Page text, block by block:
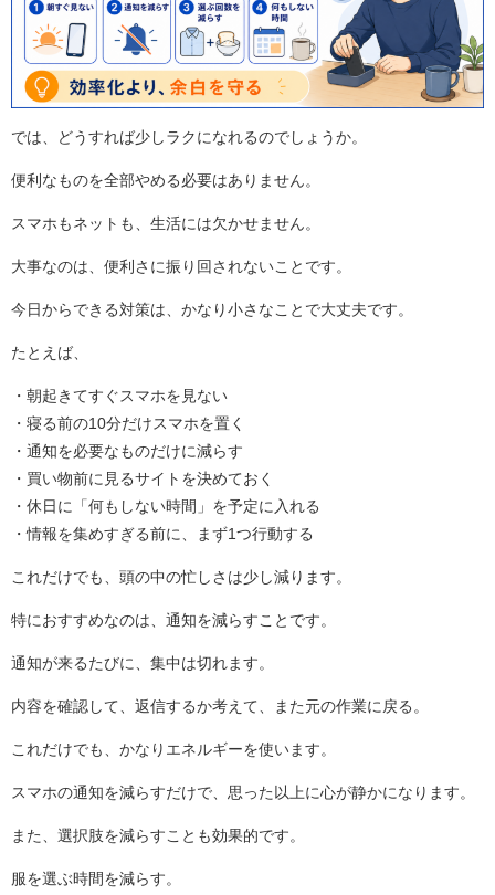
では、どうすれば少しラクになれるのでしょうか。
便利なものを全部やめる必要はありません。
スマホもネットも、生活には欠かせません。
大事なのは、便利さに振り回されないことです。
今日からできる対策は、かなり小さなことで大丈夫です。
たとえば、
・朝起きてすぐスマホを見ない
・寝る前の10分だけスマホを置く
・通知を必要なものだけに減らす
・買い物前に見るサイトを決めておく
・休日に「何もしない時間」を予定に入れる
・情報を集めすぎる前に、まず1つ行動する
これだけでも、頭の中の忙しさは少し減ります。
特におすすめなのは、通知を減らすことです。
通知が来るたびに、集中は切れます。
内容を確認して、返信するか考えて、また元の作業に戻る。
これだけでも、かなりエネルギーを使います。
スマホの通知を減らすだけで、思った以上に心が静かになります。
また、選択肢を減らすことも効果的です。
服を選ぶ時間を減らす。